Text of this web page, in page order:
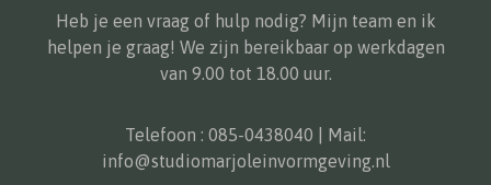
Heb je een vraag of hulp nodig? Mijn team en ik
helpen je graag! We zijn bereikbaar op werkdagen
van 9.00 tot 18.00 uur.
Telefoon : 085-0438040 | Mail:
info@studiomarjoleinvormgeving.nl